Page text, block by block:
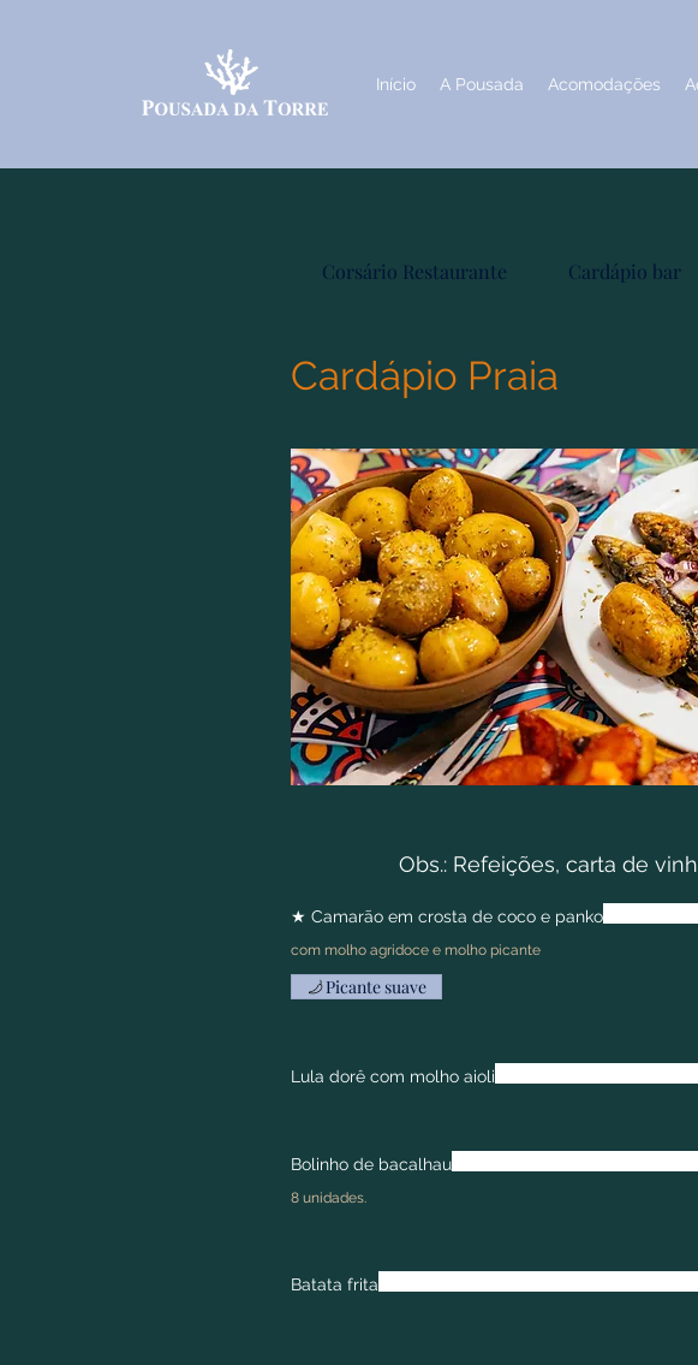
Início A Pousada Acomodações
Corsário Restaurante Cardápio bar
Cardápio Praia
Obs.: Refeições, carta de
★ Camarão em crosta de coco e panko
com molho agridoce e molho picante
Picante suave
Lula dorê com molho aioli
Bolinho de bacalhau
8 unidades.
Batata frita